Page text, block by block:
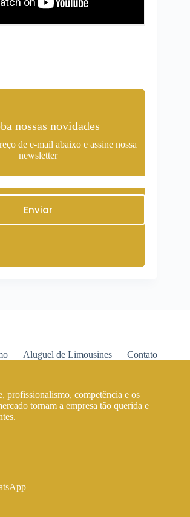
nossas novidades
de e-mail abaixo e assine nossa
newsletter
Enviar
Aluguel de Limousines Contato
profissionalismo, competência e os
tornam a empresa tão querida e